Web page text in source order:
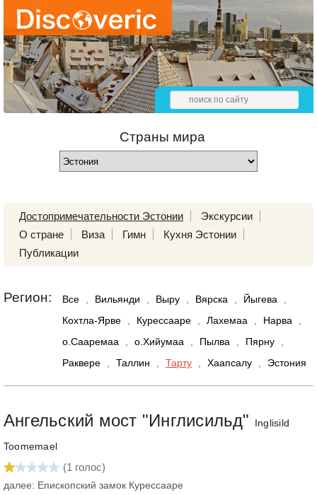
Страны мира
Достопримечательности Эстонии
Экскурсии
О стране
Виза Гимн
Кухня Эстонии
Публикации
Регион: Все Вильянди Выру Вярска Йыгева
Кохтла-Ярве
Курессааре Лахемаа Нарва
о.Сааремаа
о.Хийумаа Пылва Пярну
Раквере
Таллин Тарту Хаапсалу Эстония
Ангельский мост "Инглисильд" Inglisild
Toomemael
(1 голос)
далее: Епископский замок Курессааре